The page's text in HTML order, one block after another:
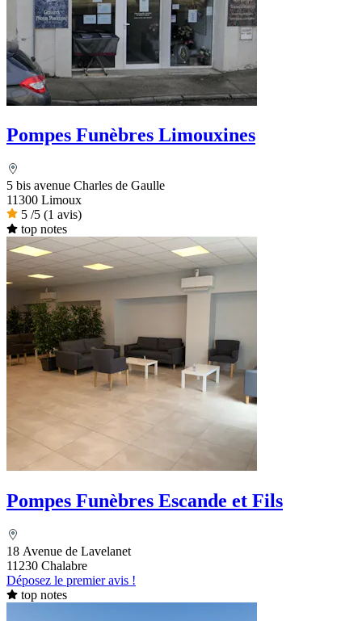
Pompes Funèbres Limouxines
5 bis avenue Charles de Gaulle
11300 Limoux
5 /5 (1 avis)
top notes
Pompes Funèbres Escande et Fils
18 Avenue de Lavelanet
11230 Chalabre
Déposez le premier avis !
top notes